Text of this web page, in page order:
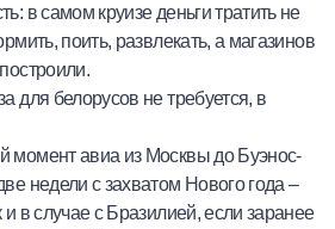
в самом круизе деньги тратить не
поить, развлекать, а магазинов
для белорусов не требуется, в
момент авиа из Москвы до Буэнос-
недели с захватом Нового года –
в случае с Бразилией, если заранее